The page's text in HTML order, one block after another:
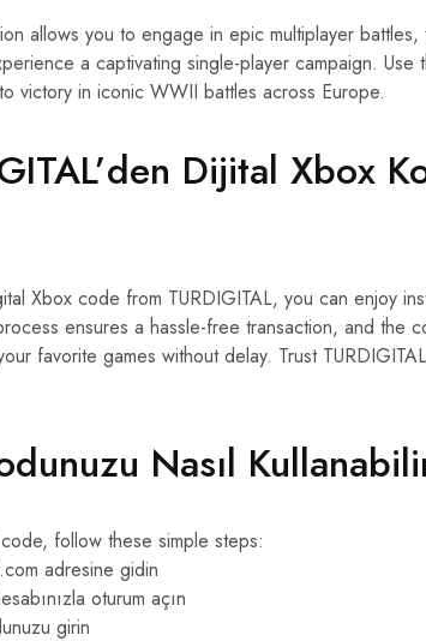
allows you to engage in epic multiplayer battles,
a captivating single-player campaign.
victory in iconic WWII battles across Europe.
Dijital Xbox
Xbox code from TURDIGITAL, you can enjoy
ensures a hassle-free transaction, and the
favorite games without delay. Trust
Nasıl
follow these simple steps:
adresine gidin
oturum açın
girin